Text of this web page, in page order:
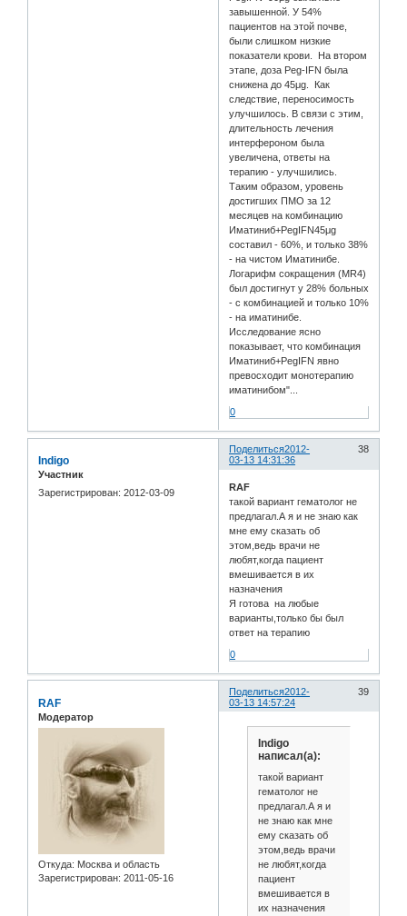
завышенной. У 54%
пациентов на этой почве,
были слишком низкие
показатели крови. На втором
этапе, доза Peg-IFN была
снижена до 45μg. Как
следствие, переносимость
улучшилось. В связи с этим,
длительность лечения
интерфероном была
увеличена, ответы на
терапию - улучшились.
Таким образом, уровень
достигших ПМО за 12
месяцев на комбинацию
Иматиниб+PegIFN45μg
составил - 60%, и только 38%
- на чистом Иматинибе.
Логарифм сокращения (MR4)
был достигнут у 28% больных
- с комбинацией и только 10%
- на иматинибе.
Исследование ясно
показывает, что комбинация
Иматиниб+PegIFN явно
превосходит монотерапию
иматинибом"...
0
Поделиться 38
2012-
03-13 14:31:36
Indigo
Участник
Зарегистрирован: 2012-03-09
RAF
такой вариант гематолог не
предлагал.А я и не знаю как
мне ему сказать об
этом,ведь врачи не
любят,когда пациент
вмешивается в их
назначения
Я готова на любые
варианты,только бы был
ответ на терапию
0
Поделиться 39
2012-
03-13 14:57:24
RAF
Модератор
Откуда: Москва и область
Зарегистрирован: 2011-05-16
Indigo
написал(а):
такой вариант
гематолог не
предлагал.А я и
не знаю как мне
ему сказать об
этом,ведь врачи
не любят,когда
пациент
вмешивается в
их назначения